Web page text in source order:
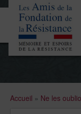
Accueil » Ne les
Panneau de gestion des